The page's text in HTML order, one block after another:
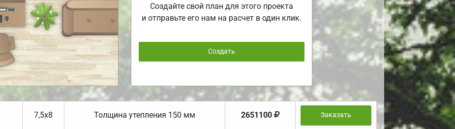
Создайте свой план для этого проекта
и отправьте его нам на расчет в один клик.
Создать
7,5х8 Толщина утепления 150 мм 2651100 Заказать